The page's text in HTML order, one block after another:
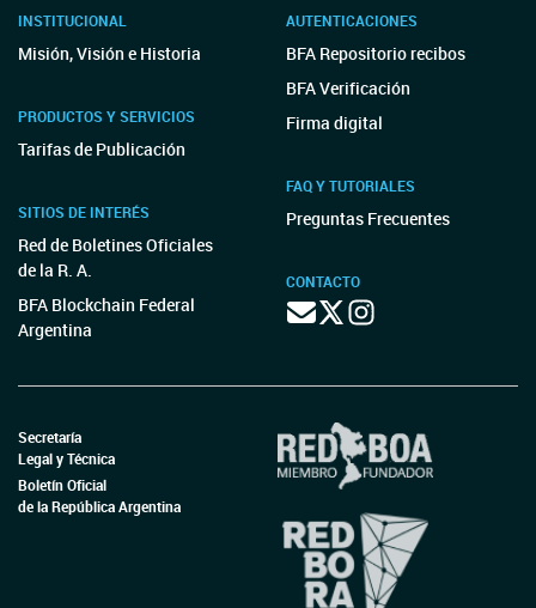
INSTITUCIONAL
Misión, Visión e Historia
PRODUCTOS Y SERVICIOS
Tarifas de Publicación
SITIOS DE INTERÉS
Red de Boletines Oficiales
de la R. A.
BFA Blockchain Federal
Argentina
AUTENTICACIONES
BFA Repositorio recibos
BFA Verificación
Firma digital
FAQ Y TUTORIALES
Preguntas Frecuentes
CONTACTO
Secretaría
Legal y Técnica
Boletín Oficial
de la República Argentina